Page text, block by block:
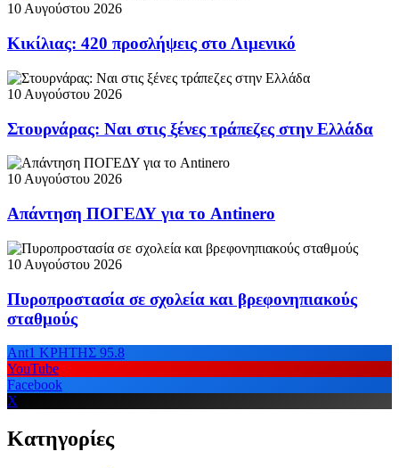
10 Αυγούστου 2026
Κικίλιας: 420 προσλήψεις στο Λιμενικό
10 Αυγούστου 2026
Στουρνάρας: Ναι στις ξένες τράπεζες στην Ελλάδα
10 Αυγούστου 2026
Απάντηση ΠΟΓΕΔΥ για το Antinero
10 Αυγούστου 2026
Πυροπροστασία σε σχολεία και βρεφονηπιακούς
σταθμούς
Ant1 ΚΡΗΤΗΣ 95.8
YouTube
Facebook
X
Κατηγορίες